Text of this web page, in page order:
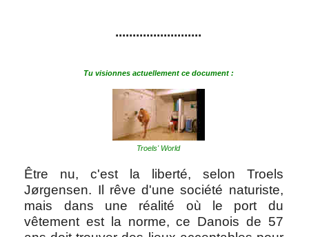
.........................
Tu visionnes actuellement ce document :
Troels' World
Être nu, c'est la liberté, selon Troels
Jørgensen. Il rêve d'une société naturiste,
mais dans une réalité où le port du
vêtement est la norme, ce Danois de 57